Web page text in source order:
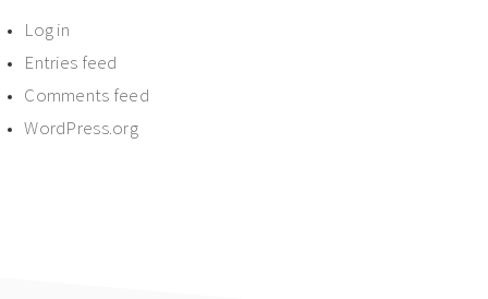
Log in
Entries feed
Comments feed
WordPress.org